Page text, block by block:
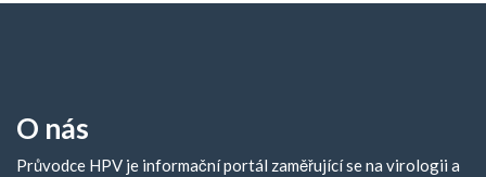
O nás
Průvodce HPV je informační portál zaměřující se na virologii a